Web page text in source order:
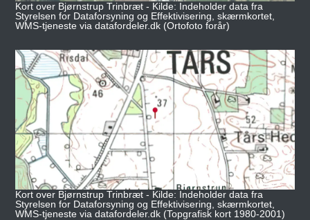
Kort over Bjørnstrup Trinbræt - Kilde: Indeholder data fra
Styrelsen for Dataforsyning og Effektivisering, skærmkortet,
WMS-tjeneste via datafordeler.dk (Ortofoto forår)
Kort over Bjørnstrup Trinbræt - Kilde: Indeholder data fra
Styrelsen for Dataforsyning og Effektivisering, skærmkortet,
WMS-tjeneste via datafordeler.dk (Topgrafisk kort 1980-2001)